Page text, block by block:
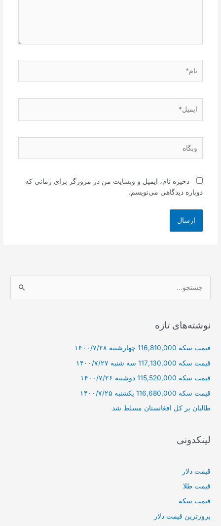
ذخیره نام، ایمیل و وبسایت من در مرورگر برای زمانی که
دوباره دیدگاهی می‌نویسم.
ب
ر
ا
نوشته‌های تازه
قیمت سکه 116,810,000 چهارشنبه ۱۴۰۰/۷/۲۸
قیمت سکه 117,130,000 سه شنبه ۱۴۰۰/۷/۲۷
قیمت سکه 115,520,000 دوشنبه ۱۴۰۰/۷/۲۶
قیمت سکه 116,680,000 یکشنبه ۱۴۰۰/۷/۲۵
طالبان بر كل افغانستان مسلط شد
لینکدونی
قیمت دلار
قیمت طلا
قیمت سکه
بروزترین قیمت دلار